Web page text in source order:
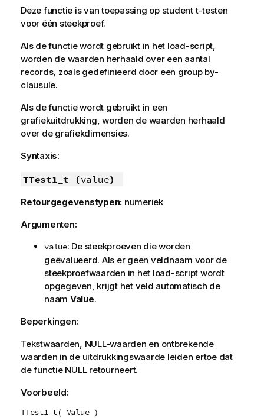
Deze functie is van toepassing op student t-testen
voor één steekproef.
Als de functie wordt gebruikt in het load-script,
worden de waarden herhaald over een aantal
records, zoals gedefinieerd door een group by-
clausule.
Als de functie wordt gebruikt in een
grafiekuitdrukking, worden de waarden herhaald
over de grafiekdimensies.
Syntaxis:
TTest1_t (value)
Retourgegevenstypen: numeriek
Argumenten:
value: De steekproeven die worden
geëvalueerd. Als er geen veldnaam voor de
steekproefwaarden in het load-script wordt
opgegeven, krijgt het veld automatisch de
naam Value.
Beperkingen:
Tekstwaarden, NULL-waarden en ontbrekende
waarden in de uitdrukkingswaarde leiden ertoe dat
de functie NULLretourneert.
Voorbeeld:
TTest1_t( Value )